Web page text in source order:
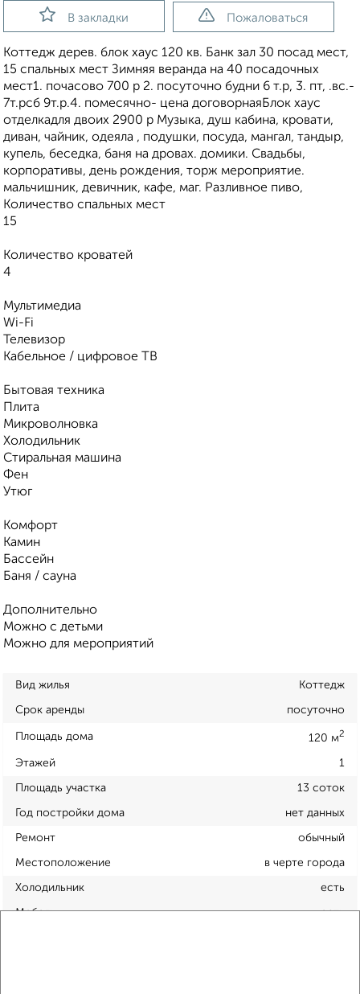
В закладки Пожаловаться
Коттедж дерев. блок хаус 120 кв. Банк зал 30 посад мест,
15 спальных мест Зимняя веранда на 40 посадочных
мест1. почасово 700 р 2. посуточно будни 6 т.р, 3. пт, .вс.-
7т.рсб 9т.р.4. помесячно- цена договорнаяБлок хаус
отделкадля двоих 2900 р Музыка, душ кабина, кровати,
диван, чайник, одеяла , подушки, посуда, мангал, тандыр,
купель, беседка, баня на дровах. домики. Свадьбы,
корпоративы, день рождения, торж мероприятие.
мальчишник, девичник, кафе, маг. Разливное пиво,
Количество спальных мест
15
Количество кроватей
4
Мультимедиа
Wi-Fi
Телевизор
Кабельное / цифровое ТВ
Бытовая техника
Плита
Микроволновка
Холодильник
Стиральная машина
Фен
Утюг
Комфорт
Камин
Бассейн
Баня / сауна
Дополнительно
Можно с детьми
Можно для мероприятий
Вид жилья Коттедж
Срок аренды посуточно
Площадь дома 120 м2
Этажей 1
Площадь участка 13 соток
Год постройки дома нет данных
Ремонт обычный
Местоположение в черте города
Холодильник есть
Мебель есть